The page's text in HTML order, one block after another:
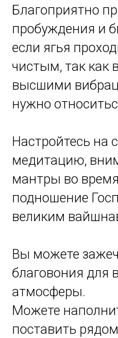
Благоприятно
пробуждения и
если ягья
чистым, так как
высшими
нужно
Настройтесь на
медитацию,
мантры во
подношение
великим
Вы можете
благовония для
атмосферы.
Можете
поставить